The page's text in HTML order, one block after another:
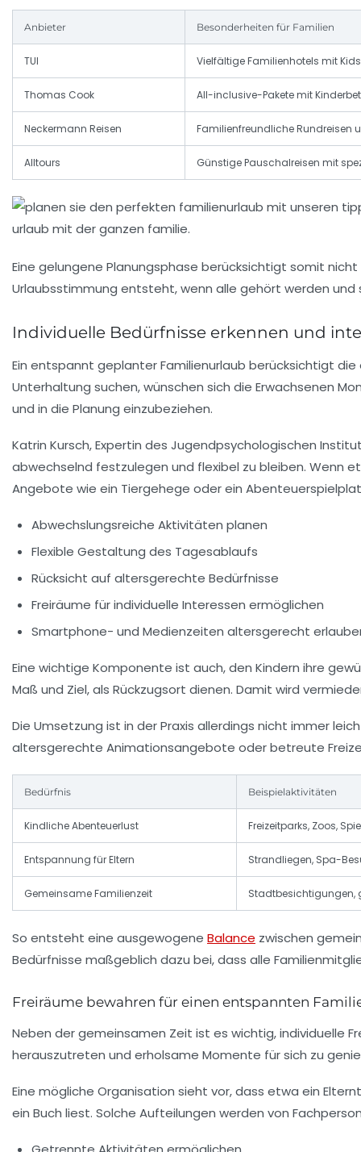
Anbieter Besonderheiten für Familien
TUI Vielfältige Familienhotels mit
Thomas Cook All-inclusive-Pakete mit
Neckermann Reisen Familienfreundliche Rundreisen
Alltours Günstige Pauschalreisen mit
Eine gelungene Planungsphase berücksichtigt somit
Urlaubsstimmung entsteht, wenn alle gehört werden und
Individuelle Bedürfnisse erkennen und
Ein entspannt geplanter Familienurlaub berücksichtigt
Unterhaltung suchen, wünschen sich die Erwachsenen
und in die Planung einzubeziehen.
Katrin Kursch, Expertin des Jugendpsychologischen
abwechselnd festzulegen und flexibel zu bleiben. Wenn
Angebote wie ein Tiergehege oder ein
Abwechslungsreiche Aktivitäten planen
Flexible Gestaltung des Tagesablaufs
Rücksicht auf altersgerechte Bedürfnisse
Freiräume für individuelle Interessen ermöglichen
Smartphone- und Medienzeiten altersgerecht
Eine wichtige Komponente ist auch, den Kindern ihre
Maß und Ziel, als Rückzugsort dienen. Damit wird
Die Umsetzung ist in der Praxis allerdings nicht immer
altersgerechte Animationsangebote oder betreute
Bedürfnis Beispielaktivitäten
Kindliche Abenteuerlust Freizeitparks, Zoos,
Entspannung für Eltern Strandliegen, Spa-
Gemeinsame Familienzeit Stadtbesichtigungen,
So entsteht eine ausgewogene Balance zwischen
Bedürfnisse maßgeblich dazu bei, dass alle
Freiräume bewahren für einen entspannten
Neben der gemeinsamen Zeit ist es wichtig, individuelle
herauszutreten und erholsame Momente für sich zu
Eine mögliche Organisation sieht vor, dass etwa ein
ein Buch liest. Solche Aufteilungen werden von